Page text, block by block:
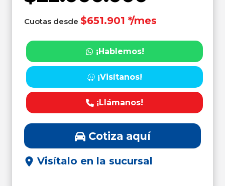
Cuotas desde $651.901 */mes
¡Hablemos!
¡Visítanos!
¡Llámanos!
Cotiza aquí
Visítalo en la sucursal